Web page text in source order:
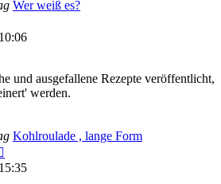
Wer weiß es?
Beitrag
und ausgefallene Rezepte veröffentlicht,
werden.
Kohlroulade , lange Form
Beitrag